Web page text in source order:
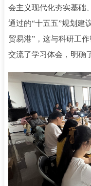
会主义现代化夯实基础
通过的“十五五”规划建
贸易港”，这与科研工
交流了学习体会，明确